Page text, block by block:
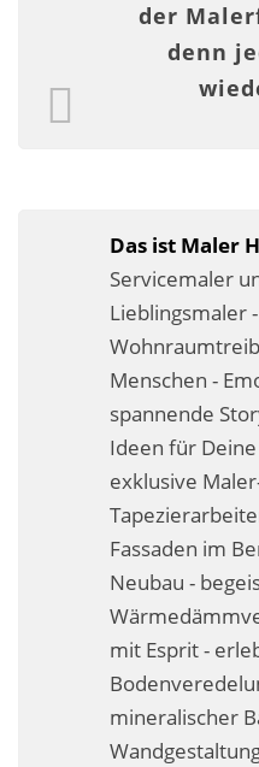
Meine
der
denn
Das ist Maler
Servicemaler
Lieblingsmaler -
Menschen -
spannende
Ideen für
exklusive
Fassaden im
Neubau -
mit Esprit -
mineralischer